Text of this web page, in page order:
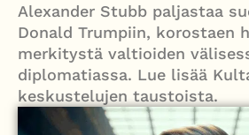
kuukautisterveyden ja
PT Vatanen antoi porttikiellon Juhana
välienselvittely PTV Gymillä
Alexander Stubb paljastaa
Donald Trumpiin, korostaen
merkitystä valtioiden
diplomatiassa. Lue lisää
keskustelujen taustoista.